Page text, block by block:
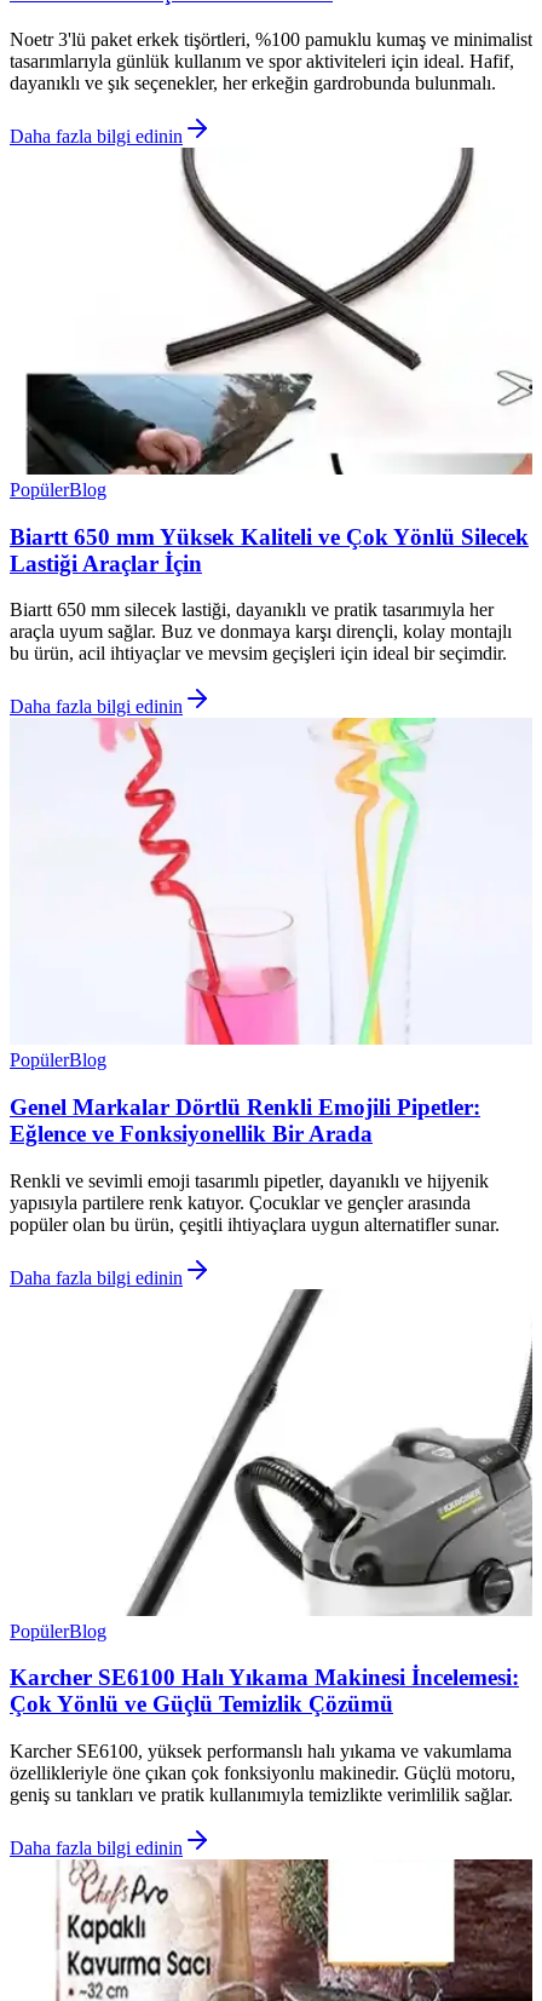
Noetr 3'lü paket erkek tişörtleri, %100 pamuklu kumaş ve minimalist
tasarımlarıyla günlük kullanım ve spor aktiviteleri için ideal. Hafif,
dayanıklı ve şık seçenekler, her erkeğin gardrobunda bulunmalı.
Daha fazla bilgi edinin
PopülerBlog
Biartt 650 mm Yüksek Kaliteli ve Çok Yönlü Silecek
Lastiği Araçlar İçin
Biartt 650 mm silecek lastiği, dayanıklı ve pratik tasarımıyla her
araçla uyum sağlar. Buz ve donmaya karşı dirençli, kolay montajlı
bu ürün, acil ihtiyaçlar ve mevsim geçişleri için ideal bir seçimdir.
Daha fazla bilgi edinin
PopülerBlog
Genel Markalar Dörtlü Renkli Emojili Pipetler:
Eğlence ve Fonksiyonellik Bir Arada
Renkli ve sevimli emoji tasarımlı pipetler, dayanıklı ve hijyenik
yapısıyla partilere renk katıyor. Çocuklar ve gençler arasında
popüler olan bu ürün, çeşitli ihtiyaçlara uygun alternatifler sunar.
Daha fazla bilgi edinin
PopülerBlog
Karcher SE6100 Halı Yıkama Makinesi İncelemesi:
Çok Yönlü ve Güçlü Temizlik Çözümü
Karcher SE6100, yüksek performanslı halı yıkama ve vakumlama
özellikleriyle öne çıkan çok fonksiyonlu makinedir. Güçlü motoru,
geniş su tankları ve pratik kullanımıyla temizlikte verimlilik sağlar.
Daha fazla bilgi edinin